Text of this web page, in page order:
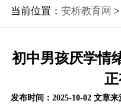
当前位置： 安析教育网 >
初中男孩厌学情
发布时间：2025-10-02 文章来